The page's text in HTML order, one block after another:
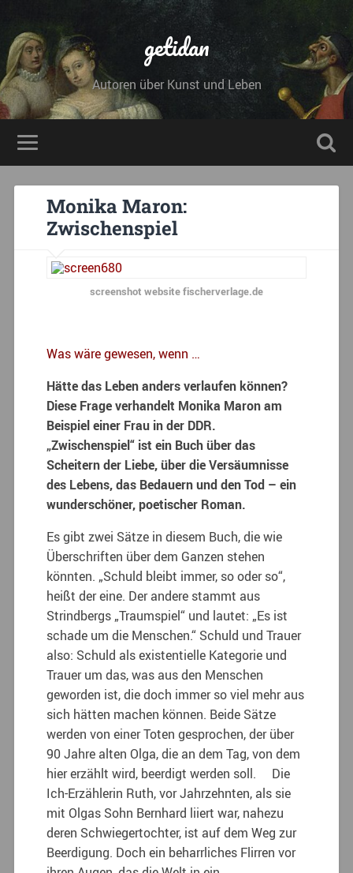
getidan
Autoren über Kunst und Leben
Monika Maron:
Zwischenspiel
screenshot website fischerverlage.de
Was wäre gewesen, wenn …
Hätte das Leben anders verlaufen können?
Diese Frage verhandelt Monika Maron am
Beispiel einer Frau in der DDR.
„Zwischenspiel“ ist ein Buch über das
Scheitern der Liebe, über die Versäumnisse
des Lebens, das Bedauern und den Tod – ein
wunderschöner, poetischer Roman.
Es gibt zwei Sätze in diesem Buch, die wie
Überschriften über dem Ganzen stehen
könnten. „Schuld bleibt immer, so oder so“,
heißt der eine. Der andere stammt aus
Strindbergs „Traumspiel“ und lautet: „Es ist
schade um die Menschen.“ Schuld und Trauer
also: Schuld als existentielle Kategorie und
Trauer um das, was aus den Menschen
geworden ist, die doch immer so viel mehr aus
sich hätten machen können. Beide Sätze
werden von einer Toten gesprochen, der über
90 Jahre alten Olga, die an dem Tag, von dem
hier erzählt wird, beerdigt werden soll. Die
Ich-Erzählerin Ruth, vor Jahrzehnten, als sie
mit Olgas Sohn Bernhard liiert war, nahezu
deren Schwiegertochter, ist auf dem Weg zur
Beerdigung. Doch ein beharrliches Flirren vor